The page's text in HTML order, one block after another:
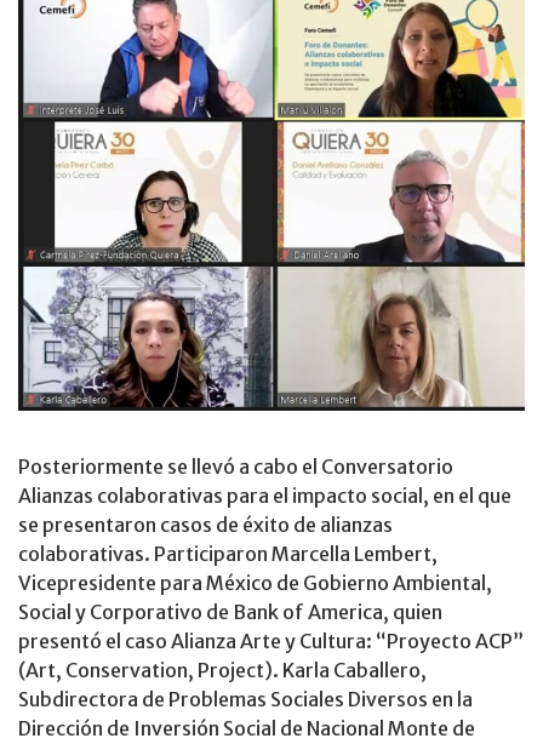
Posteriormente se llevó a cabo el Conversatorio
Alianzas colaborativas para el impacto social, en el que
se presentaron casos de éxito de alianzas
colaborativas. Participaron Marcella Lembert,
Vicepresidente para México de Gobierno Ambiental,
Social y Corporativo de Bank of America, quien
presentó el caso Alianza Arte y Cultura: “Proyecto ACP”
(Art, Conservation, Project). Karla Caballero,
Subdirectora de Problemas Sociales Diversos en la
Dirección de Inversión Social de Nacional Monte de